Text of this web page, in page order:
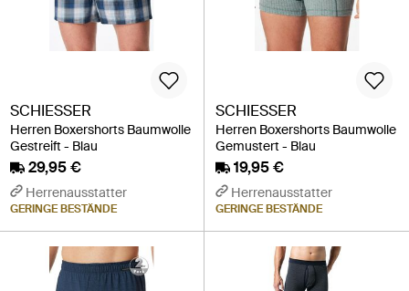
SCHIESSER
Herren Boxershorts Baumwolle
Gestreift - Blau
29,95 €
Herrenausstatter
GERINGE BESTÄNDE
SCHIESSER
Herren Boxershorts Baumwolle
Gemustert - Blau
19,95 €
Herrenausstatter
GERINGE BESTÄNDE